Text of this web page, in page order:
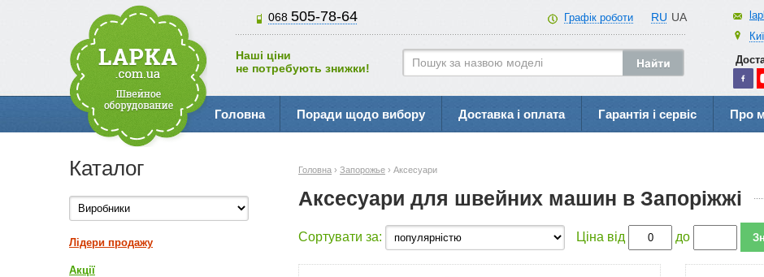
068 505-78-64 RU UA
Графік роботи
Наші ціни
не потребують знижки!
Головна Поради щодо вибору Доставка і оплата Гарантія і сервіс Про
Головна › Запорожье › Аксесуари
Аксесуари для швейних машин в Запоріжжі
Сортувати за: Ціна від до
Каталог
Лідери продажу
Акції